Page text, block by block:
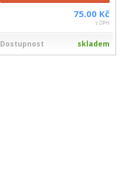
75.00 Kč
s DPH
Dostupnost skladem